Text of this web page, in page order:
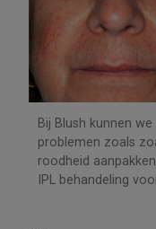
Bij Blush kunnen
problemen zoals
roodheid
IPL behandeling